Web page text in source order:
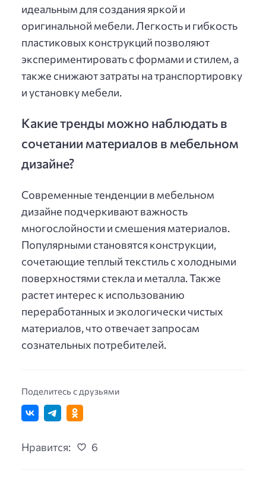
идеальным для создания яркой и
оригинальной мебели. Легкость и гибкость
пластиковых конструкций позволяют
экспериментировать с формами и стилем, а
также снижают затраты на транспортировку
и установку мебели.
Какие тренды можно наблюдать в
сочетании материалов в мебельном
дизайне?
Современные тенденции в мебельном
дизайне подчеркивают важность
многослойности и смешения материалов.
Популярными становятся конструкции,
сочетающие теплый текстиль с холодными
поверхностями стекла и металла. Также
растет интерес к использованию
переработанных и экологически чистых
материалов, что отвечает запросам
сознательных потребителей.
Поделитесь с друзьями
Нравится: 6